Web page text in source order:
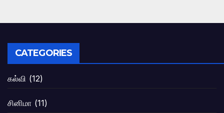
CATEGORIES
கல்வி (12)
சினிமா (11)